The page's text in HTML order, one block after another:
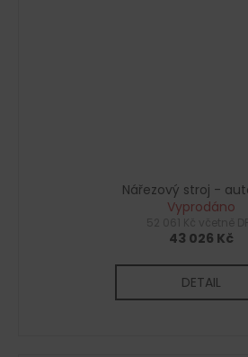
Nářezový stroj -
Vyprodáno
43 026 Kč
DETAIL